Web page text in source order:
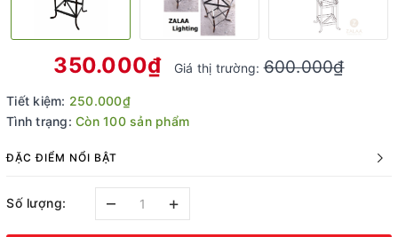
350.000₫ Giá thị trường:600.000₫
Tiết kiệm: 250.000₫
Tình trạng: Còn 100 sản phẩm
ĐẶC ĐIỂM NỔI BẬT
Số lượng: – +